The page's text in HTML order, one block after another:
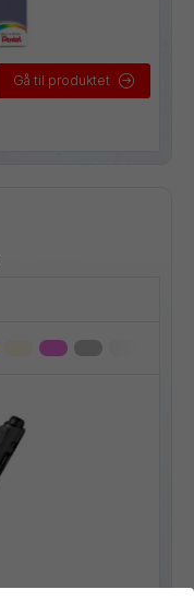
Gå til produktet